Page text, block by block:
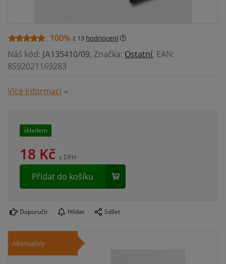
100% z 13 hodnocení
Náš kód: JA135410/09, Značka: Ostatní, EAN:
8592021169283
Více informací
skladem
18 Kč s DPH
Přidat do košíku
Doporučit Hlídat Sdílet
Alternativy